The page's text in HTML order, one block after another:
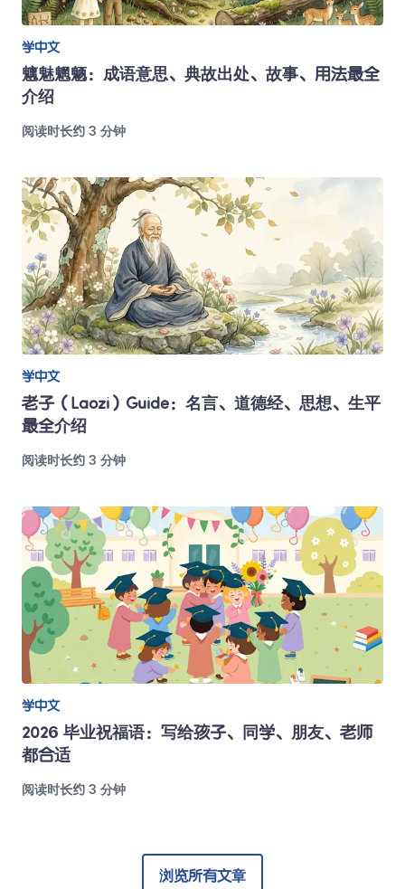
学中文
魑魅魍魉：成语意思、典故出处、故事、用法最全
介绍
阅读时长约 3 分钟
学中文
老子（Laozi）Guide：名言、道德经、思想、生平
最全介绍
阅读时长约 3 分钟
学中文
2026 毕业祝福语：写给孩子、同学、朋友、老师
都合适
阅读时长约 3 分钟
浏览所有文章